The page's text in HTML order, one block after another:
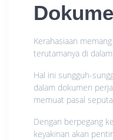
Kerahasiaan
terutamanya di
Hal ini sungguh-
dalam dokumen
memuat pasal
Dengan berpegang
keyakinan akan